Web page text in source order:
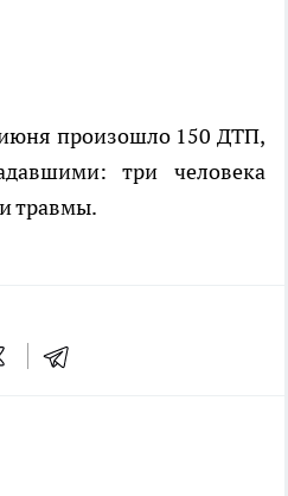
произошло 150 ДТП,
три человека
травмы.